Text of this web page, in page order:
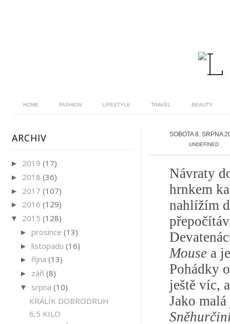
HOME FASHION LIFESTYLE TRAVEL BEAUTY
SOBOTA 8. SRPNA
UNDEFINED
Návraty
hrnkem
nahlížím
Mouse a
Pohádky
ještě víc,
Jako
ARCHIV
► 2019 (17)
► 2018 (36)
► 2017 (107)
► 2016 (129)
▼ 2015 (128)
► prosince (13)
► listopadu (16)
► října (13)
► září(8)
▼ srpna (10)
KRÁLÍK DOBRODRUH
6,5 KILO